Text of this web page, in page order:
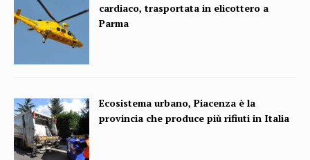
cardiaco, trasportata in elicottero a
Parma
Ecosistema urbano, Piacenza è la
provincia che produce più rifiuti in Italia